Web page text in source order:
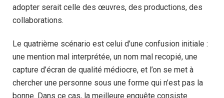
adopter serait celle des œuvres, des productions, des
collaborations.
Le quatrième scénario est celui d’une confusion initiale :
une mention mal interprétée, un nom mal recopié, une
capture d’écran de qualité médiocre, et l’on se met à
chercher une personne sous une forme qui n’est pas la
bonne. Dans ce cas, la meilleure enquête consiste